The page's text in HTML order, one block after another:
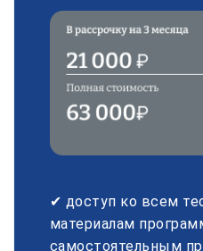
✔ доступ ко всем
материалам
самостоятельным